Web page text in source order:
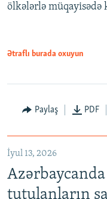
ölkələrlə
Ətraflı burada oxuyun
Paylaş PDF
İyul 13, 2026
tutulanların